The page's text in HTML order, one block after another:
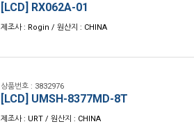
[LCD] RX062A-01
제조사 : Rogin / 원산지 : CHINA
상품번호 : 3832976
[LCD] UMSH-8377MD-8T
제조사 : URT / 원산지 : CHINA